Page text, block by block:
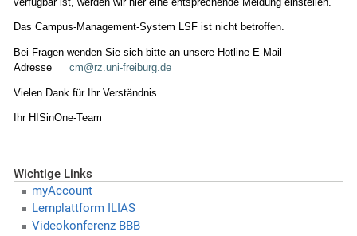
Das Campus-Management-System LSF ist nicht betroffen.
Bei Fragen wenden Sie sich bitte an unsere Hotline-E-Mail-
Adresse
cm@rz.uni-freiburg.de
Vielen Dank für Ihr Verständnis
Ihr HISinOne-Team
Wichtige Links
myAccount
Lernplattform ILIAS
Videokonferenz BBB